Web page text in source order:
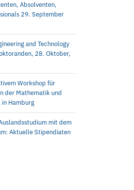
Absolventen,
29. September
and Technology
28. Oktober,
Workshop für
der Mathematik und
Hamburg
mit dem
Aktuelle Stipendiaten